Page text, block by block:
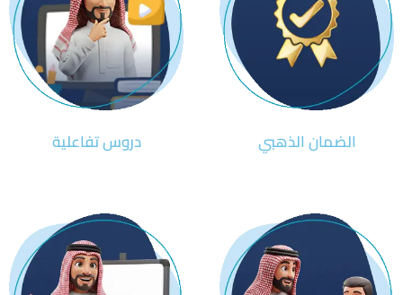
الضمان الذهبي دروس تفاعلية